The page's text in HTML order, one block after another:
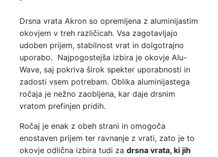
Drsna vrata Akron so opremljena z aluminijastim
okovjem v treh različicah. Vsa zagotavljajo
udoben prijem, stabilnost vrat in dolgotrajno
uporabo. Najpogostejša izbira je okovje Alu-
Wave, saj pokriva širok spekter uporabnosti in
zadosti vsem potrebam. Oblika aluminijastega
ročaja je nežno zaobljena, kar daje drsnim
vratom prefinjen pridih.
Ročaj je enak z obeh strani in omogoča
enostaven prijem ter ravnanje z vrati, zato je to
okovje odlična izbira tudi za drsna vrata, ki jih